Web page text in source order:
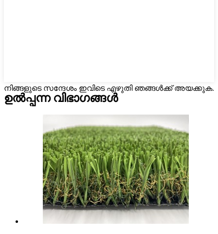
നിങ്ങളുടെ സന്ദേശം ഇവിടെ എഴുതി ഞങ്ങൾക്ക് അയക്കുക.
ഉൽപ്പന്ന വിഭാഗങ്ങൾ